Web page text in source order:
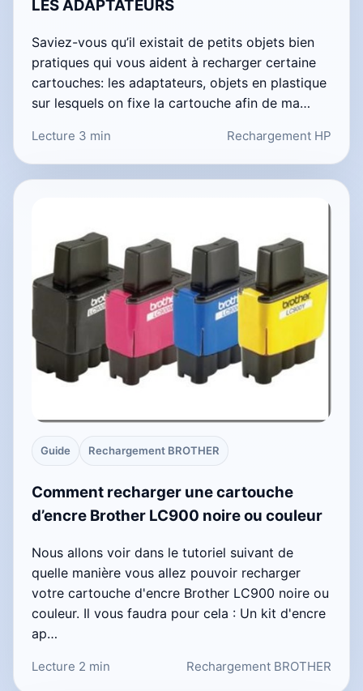
LES ADAPTATEURS
Saviez-vous qu’il existait de petits objets bien
pratiques qui vous aident à recharger certaine
cartouches: les adaptateurs, objets en plastique
sur lesquels on fixe la cartouche afin de ma…
Lecture 3 min Rechargement HP
Guide Rechargement BROTHER
Comment recharger une cartouche
d’encre Brother LC900 noire ou couleur
Nous allons voir dans le tutoriel suivant de
quelle manière vous allez pouvoir recharger
votre cartouche d'encre Brother LC900 noire ou
couleur. Il vous faudra pour cela : Un kit d'encre
ap…
Lecture 2 min Rechargement BROTHER